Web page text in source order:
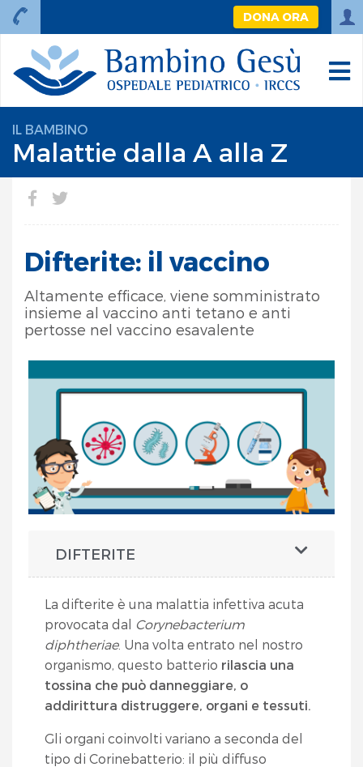
DONA ORA
IL BAMBINO
Malattie dalla A alla Z
Difterite: il vaccino
Altamente efficace, viene somministrato
insieme al vaccino anti tetano e anti
pertosse nel vaccino esavalente
DIFTERITE
La difterite è una malattia infettiva acuta
provocata dal Corynebacterium
diphtheriae. Una volta entrato nel nostro
organismo, questo batterio rilascia una
tossina che può danneggiare, o
addirittura distruggere, organi e tessuti.
Gli organi coinvolti variano a seconda del
tipo di Corinebatterio: il più diffuso